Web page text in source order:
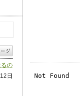
の
日